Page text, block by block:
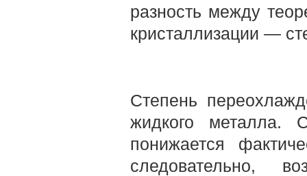
разность между
кристаллизации —
Степень
жидкого металла.
понижается
следовательно,